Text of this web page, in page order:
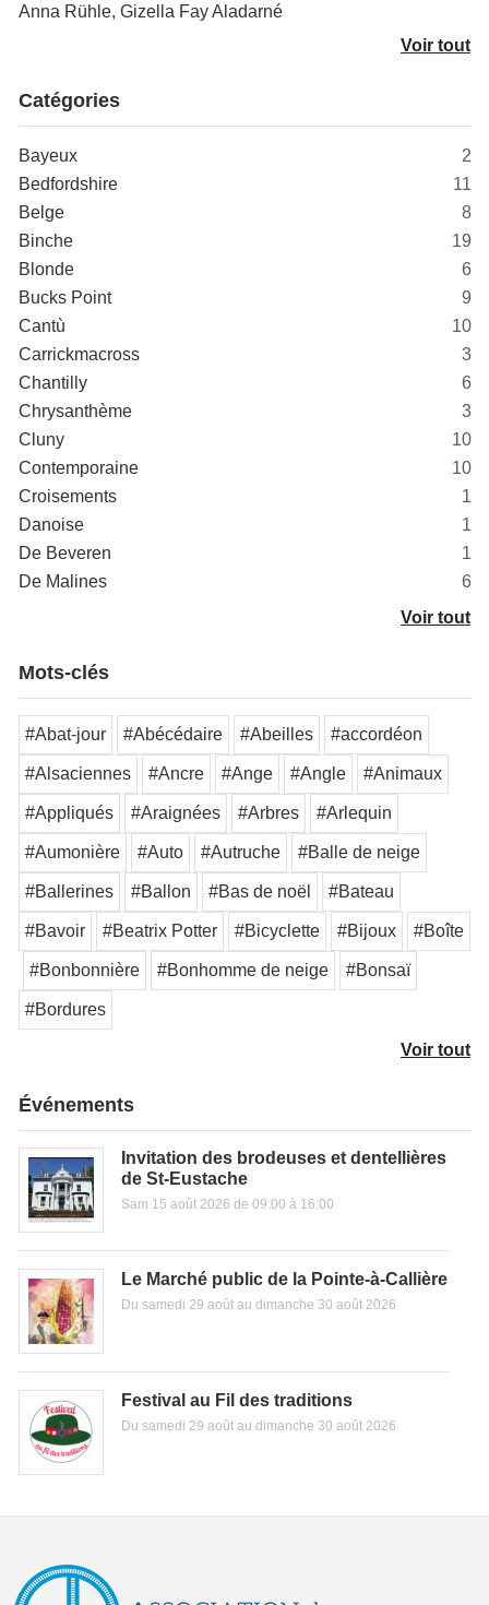
Anna Rühle, Gizella Fay Aladarné
Voir tout
Catégories
Bayeux
2
Bedfordshire
11
Belge
8
Binche
19
Blonde
6
Bucks Point
9
Cantù
10
Carrickmacross
3
Chantilly
6
Chrysanthème
3
Cluny
10
Contemporaine
10
Croisements
1
Danoise
1
De Beveren
1
De Malines
6
Voir tout
Mots-clés
#Abat-jour #Abécédaire #Abeilles #accordéon
#Alsaciennes #Ancre #Ange #Angle #Animaux
#Appliqués #Araignées #Arbres #Arlequin
#Aumonière #Auto #Autruche #Balle de neige
#Ballerines #Ballon #Bas de noël #Bateau
#Bavoir #Beatrix Potter #Bicyclette #Bijoux #Boîte
#Bonbonnière #Bonhomme de neige #Bonsaï
#Bordures
Voir tout
Événements
Invitation des brodeuses et dentellières
de St-Eustache
Sam 15 août 2026 de 09:00 à 16:00
Le Marché public de la Pointe-à-Callière
Du samedi 29 août au dimanche 30 août 2026
Festival au Fil des traditions
Du samedi 29 août au dimanche 30 août 2026